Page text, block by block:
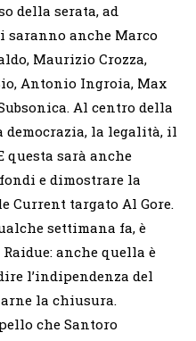
della serata, ad
saranno anche Marco
Maurizio Crozza,
Antonio Ingroia, Max
Al centro della
la legalità, il
questa sarà anche
e dimostrare la
Current targato Al Gore.
settimana fa, è
anche quella è
l’indipendenza del
la chiusura.
che Santoro